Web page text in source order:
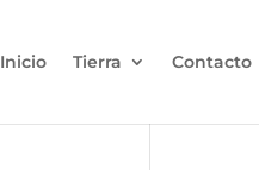
Inicio Tierra Contacto